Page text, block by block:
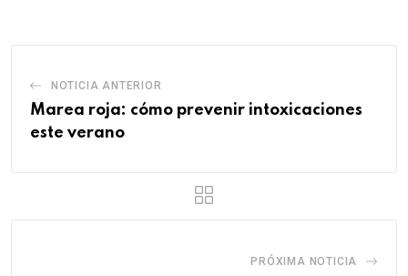
NOTICIA ANTERIOR
Marea roja: cómo prevenir intoxicaciones
este verano
PRÓXIMA NOTICIA